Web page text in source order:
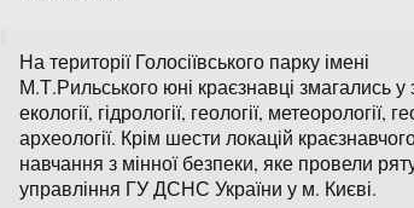
На території Голосіївського парку імені
М.Т.Рильського юні краєзнавці змагались у
екології, гідрології, геології, метеорології,
археології. Крім шести локацій
навчання з мінної безпеки, яке провели
управління ГУ ДСНС України у м. Києві.